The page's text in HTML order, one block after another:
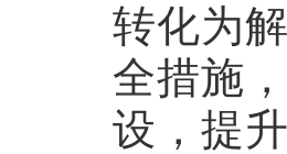
转化为
全措施
设，提